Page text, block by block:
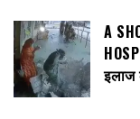
A
इलाज